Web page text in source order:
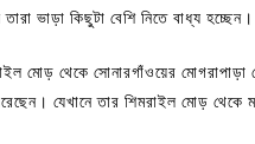
ভাড়া কিছুটা বেশি নিতে বাধ্য হচ্ছেন।
মোড় থেকে সোনারগাঁওয়ের
যেখানে তার শিমরাইল মোড় থেকে